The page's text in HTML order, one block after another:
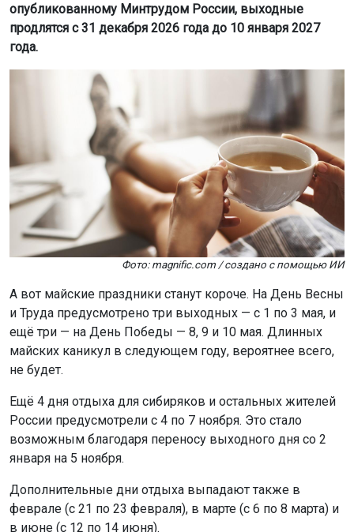
опубликованному Минтрудом России, выходные
продлятся с 31 декабря 2026 года до 10 января 2027
года.
Фото: magnific.com / создано с помощью ИИ
А вот майские праздники станут короче. На День Весны
и Труда предусмотрено три выходных — с 1 по 3 мая, и
ещё три — на День Победы — 8, 9 и 10 мая. Длинных
майских каникул в следующем году, вероятнее всего,
не будет.
Ещё 4 дня отдыха для сибиряков и остальных жителей
России предусмотрели с 4 по 7 ноября. Это стало
возможным благодаря переносу выходного дня со 2
января на 5 ноября.
Дополнительные дни отдыха выпадают также в
феврале (с 21 по 23 февраля), в марте (с 6 по 8 марта) и
в июне (с 12 по 14 июня).